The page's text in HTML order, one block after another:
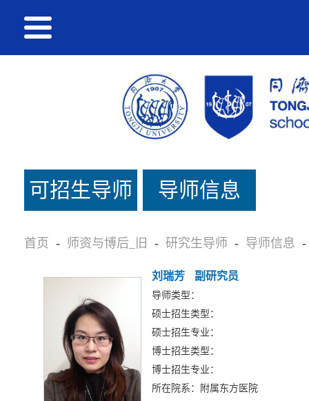
可招生导师
名单_旧
导师信息
首页 - 师资与博后_旧 - 研究生导师 - 导师信息 -
刘瑞芳 副研究员
导师类型：
硕士招生类型：
硕士招生专业：
博士招生类型：
博士招生专业：
所在院系：附属东方医院